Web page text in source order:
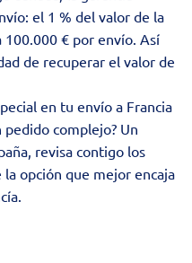
el 1 % del valor de la
100.000 € por envío. Así
de recuperar el valor de
en tu envío a Francia
complejo? Un
revisa contigo los
opción que mejor encaja